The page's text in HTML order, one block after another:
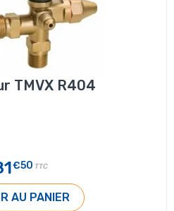
TMVX R404
€50 TTC
AU PANIER